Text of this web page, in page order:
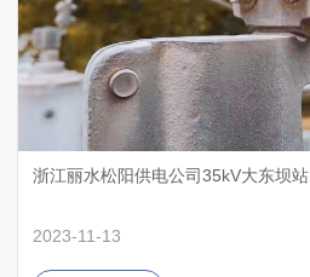
浙江丽水松阳供电公司35kV大东坝站
2023-11-13